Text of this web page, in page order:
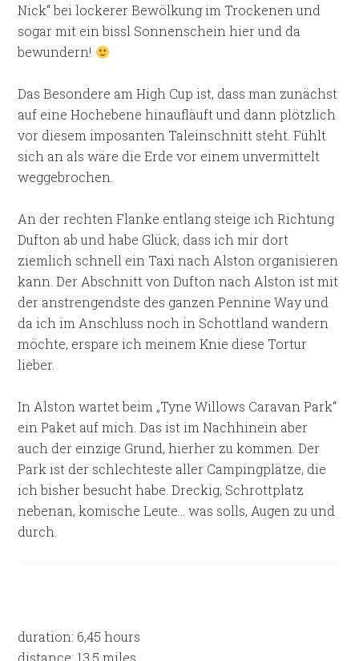
Nick“ bei lockerer Bewölkung im Trockenen und
sogar mit ein bissl Sonnenschein hier und da
bewundern!
Das Besondere am High Cup ist, dass man zunächst
auf eine Hochebene hinaufläuft und dann plötzlich
vor diesem imposanten Taleinschnitt steht. Fühlt
sich an als wäre die Erde vor einem unvermittelt
weggebrochen.
An der rechten Flanke entlang steige ich Richtung
Dufton ab und habe Glück, dass ich mir dort
ziemlich schnell ein Taxi nach Alston organisieren
kann. Der Abschnitt von Dufton nach Alston ist mit
der anstrengendste des ganzen Pennine Way und
da ich im Anschluss noch in Schottland wandern
möchte, erspare ich meinem Knie diese Tortur
lieber.
In Alston wartet beim „Tyne Willows Caravan Park“
ein Paket auf mich. Das ist im Nachhinein aber
auch der einzige Grund, hierher zu kommen. Der
Park ist der schlechteste aller Campingplätze, die
ich bisher besucht habe. Dreckig, Schrottplatz
nebenan, komische Leute… was solls, Augen zu und
durch.
duration: 6,45 hours
distance: 13.5 miles